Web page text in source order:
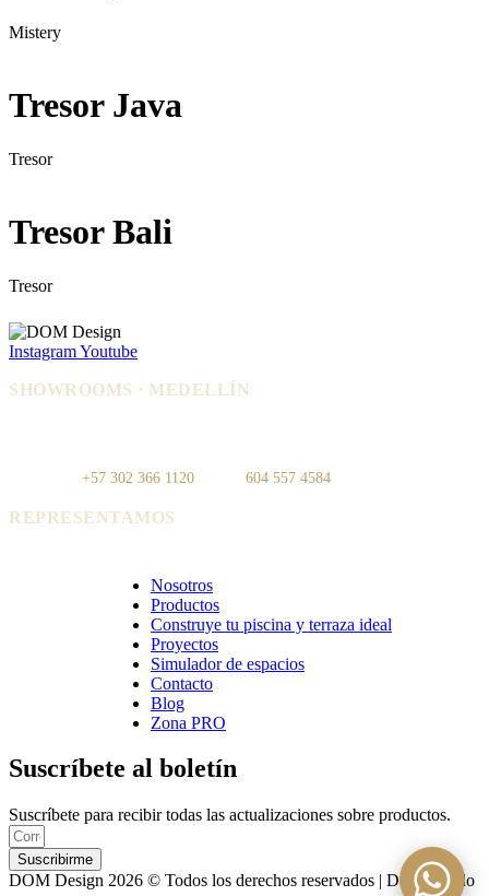
Mistery
Tresor Java
Tresor
Tresor Bali
Tresor
InstagramYoutube
SHOWROOMS · MEDELLÍN
+57 302 366 1120 604 557 4584
REPRESENTAMOS
Nosotros
Productos
Construye tu piscina y terraza ideal
Proyectos
Simulador de espacios
Contacto
Blog
Zona PRO
Suscríbete al boletín
Suscríbete para recibir todas las actualizaciones sobre productos.
Suscribirme
DOM Design 2026 © Todos los derechos reservados | Desarrollado